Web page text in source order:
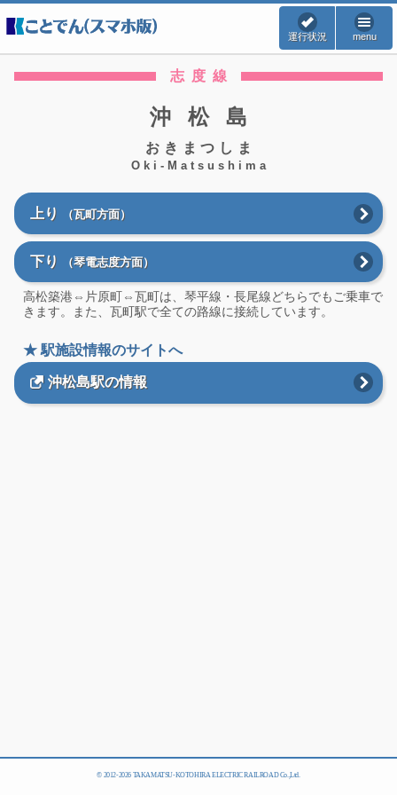
運行状況 menu
志度線
沖松島
おきまつしま
Oki-Matsushima
上り （瓦町方面）
下り （琴電志度方面）
高松築港⇔片原町⇔瓦町は、琴平線・長尾線どちらでもご乗車で
きます。また、瓦町駅で全ての路線に接続しています。
★ 駅施設情報のサイトへ
沖松島駅の情報
© 2012-2026 TAKAMATSU-KOTOHIRA ELECTRIC RAILROAD Co.,Ltd.